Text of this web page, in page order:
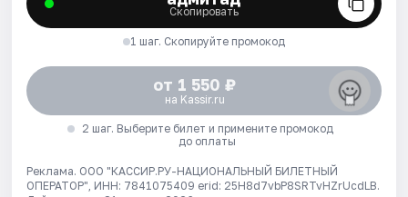
Скопировать
1 шаг. Скопируйте промокод
от 1 550 ₽
на Kassir.ru
2 шаг. Выберите билет и примените промокод
до оплаты
Реклама. ООО "КАССИР.РУ-НАЦИОНАЛЬНЫЙ БИЛЕТНЫЙ
ОПЕРАТОР", ИНН: 7841075409 erid: 25H8d7vbP8SRTvHZrUcdLB.